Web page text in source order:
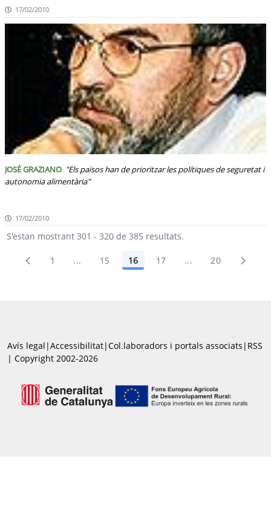
17/02/2010
JOSÉ GRAZIANO "Els països han de prioritzar les polítiques de seguretat i
autonomia alimentària"
17/02/2010
S'estan mostrant 301 - 320 de 385 resultats.
1 ...Pàgines intermèdies Utilitzeu TAB per
15 16 17 ...Pàgines
20
Avís legal |Accessibilitat|Col.laboradors i portals associats | RSS
| Copyright 2002-2026